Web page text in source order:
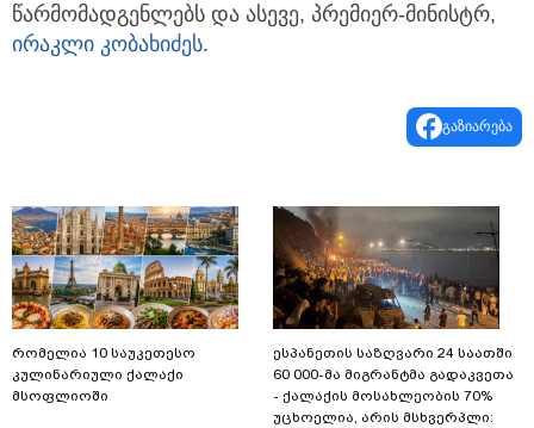
წარმომადგენლებს და ასევე, პრემიერ-მინისტრ,
ირაკლი კობახიძეს.
გაზიარება
რომელია 10 საუკეთესო
კულინარიული ქალაქი
მსოფლიოში
ესპანეთის საზღვარი 24 საათში
60 000-მა მიგრანტმა გადაკვეთა
- ქალაქის მოსახლეობის 70%
უცხოელია, არის მსხვერპლი: